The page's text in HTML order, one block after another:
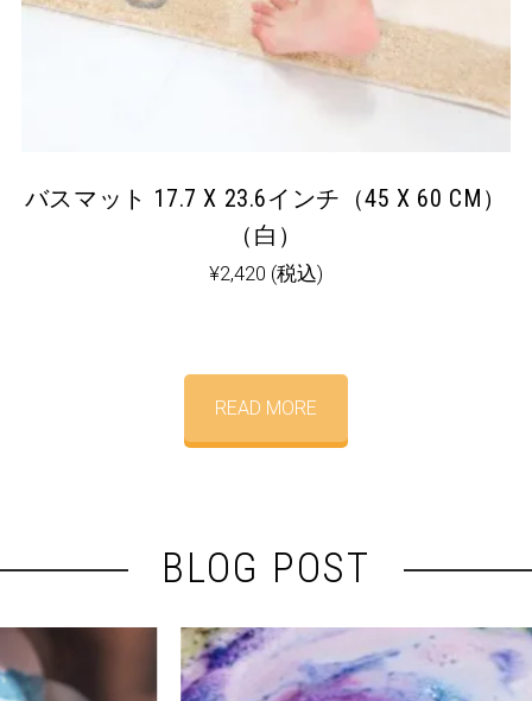
バスマット 17.7 X 23.6インチ（45 X 60 CM）
（白）
¥2,420 (税込)
READ MORE
BLOG POST